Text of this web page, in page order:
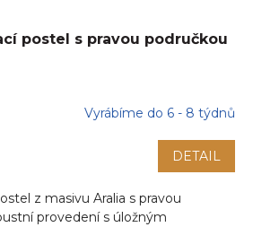
postel s pravou područkou
Vyrábíme do 6 - 8 týdnů
DETAIL
z masivu Aralia s pravou
provedení s úložným